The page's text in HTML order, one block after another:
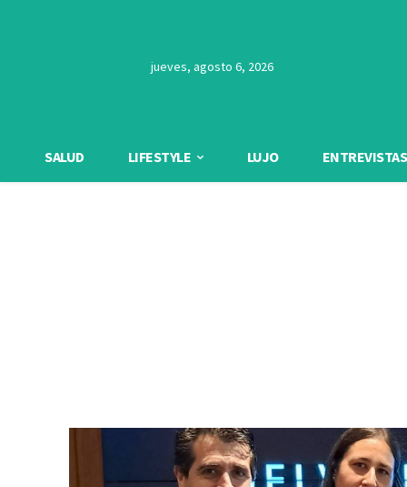
jueves, agosto 6, 2026
SALUD LIFESTYLE LUJO ENTREVISTAS